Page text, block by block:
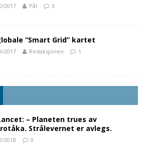
2017 Pål 3
“Smart Grid” kartet
2017 Redaksjonen 1
– Planeten trues av
Strålevernet er avlegs.
2018 0